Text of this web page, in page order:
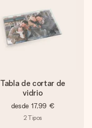
Tabla de cortar de
vidrio
desde 17,99 €
2 Tipos